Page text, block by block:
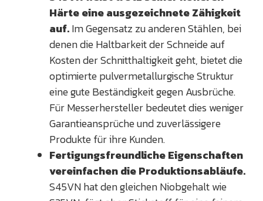
Härte eine ausgezeichnete Zähigkeit
auf.Im Gegensatz zu anderen Stählen, bei
denen die Haltbarkeit der Schneide auf
Kosten der Schnitthaltigkeit geht, bietet die
optimierte pulvermetallurgische Struktur
eine gute Beständigkeit gegen Ausbrüche.
Für Messerhersteller bedeutet dies weniger
Garantieansprüche und zuverlässigere
Produkte für ihre Kunden.
Fertigungsfreundliche Eigenschaften
vereinfachen die Produktionsabläufe.
S45VN hat den gleichen Niobgehalt wie